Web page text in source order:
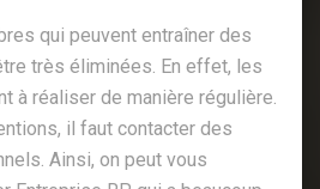
qui peuvent entraîner des
très éliminées. En effet, les
à réaliser de manière régulière.
il faut contacter des
Ainsi, on peut vous